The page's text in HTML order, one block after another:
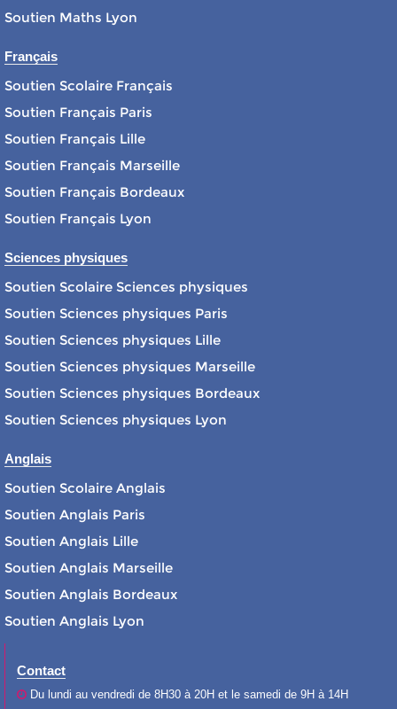
Soutien Maths Lyon
Français
Soutien Scolaire Français
Soutien Français Paris
Soutien Français Lille
Soutien Français Marseille
Soutien Français Bordeaux
Soutien Français Lyon
Sciences physiques
Soutien Scolaire Sciences physiques
Soutien Sciences physiques Paris
Soutien Sciences physiques Lille
Soutien Sciences physiques Marseille
Soutien Sciences physiques Bordeaux
Soutien Sciences physiques Lyon
Anglais
Soutien Scolaire Anglais
Soutien Anglais Paris
Soutien Anglais Lille
Soutien Anglais Marseille
Soutien Anglais Bordeaux
Soutien Anglais Lyon
Contact
Du lundi au vendredi de 8H30 à 20H et le samedi de 9H à 14H